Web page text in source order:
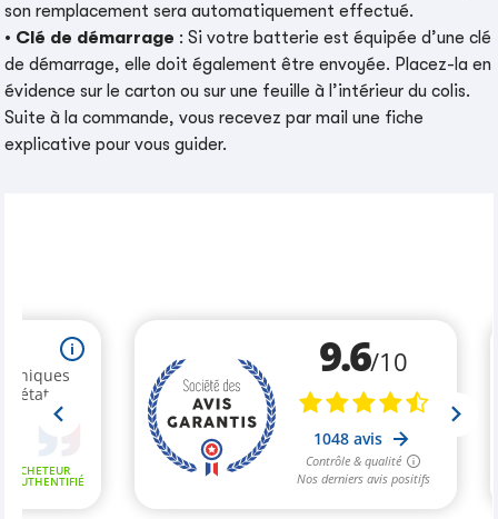
son remplacement sera automatiquement effectué.
• Clé de démarrage : Si votre batterie est équipée d’une clé
de démarrage, elle doit également être envoyée. Placez-la en
évidence sur le carton ou sur une feuille à l’intérieur du colis.
Suite à la commande, vous recevez par mail une fiche
explicative pour vous guider.